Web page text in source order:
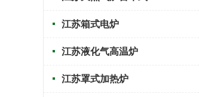
江苏箱式电炉
江苏液化气高温炉
江苏罩式加热炉